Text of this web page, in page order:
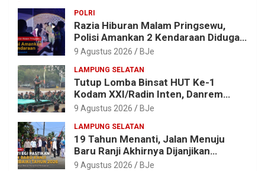
POLRI
Razia Hiburan Malam Pringsewu,
Polisi Amankan 2 Kendaraan Diduga
Bermasalah
9 Agustus 2026 BJe
LAMPUNG SELATAN
Tutup Lomba Binsat HUT Ke-1
Kodam XXI/Radin Inten, Danrem
043/Gatam Apresiasi Prestasi
9 Agustus 2026 BJe
LAMPUNG SELATAN
19 Tahun Menanti, Jalan Menuju
Baru Ranji Akhirnya Dijanjikan
Diperbaiki Tahun 2026
9 Agustus 2026 BJe